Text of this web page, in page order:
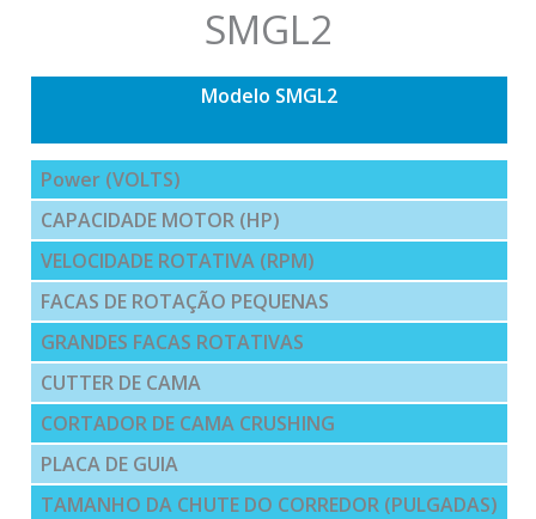
SMGL2
Modelo SMGL2
Power (VOLTS)
CAPACIDADE MOTOR (HP)
VELOCIDADE ROTATIVA (RPM)
FACAS DE ROTAÇÃO PEQUENAS
GRANDES FACAS ROTATIVAS
CUTTER DE CAMA
CORTADOR DE CAMA CRUSHING
PLACA DE GUIA
TAMANHO DA CHUTE DO CORREDOR (PULGADAS)